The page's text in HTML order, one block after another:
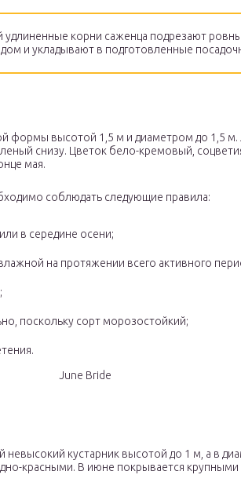
удлиненные корни саженца подрезают
и укладывают в подготовленные
формы высотой 1,5 м и диаметром до 1,5 м.
снизу. Цветок бело-кремовый,
мая.
соблюдать следующие правила:
в середине осени;
на протяжении всего активного
поскольку сорт морозостойкий;
June Bride
невысокий кустарник высотой до 1 м, а в
красными. В июне покрывается